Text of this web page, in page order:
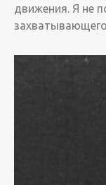
движения. ­Я не